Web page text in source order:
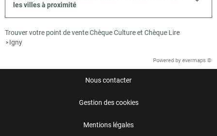
les villes à proximité
Trouver votre point de vente Chèque Culture et Chèque Lire
> Igny
Powered by evermaps ©
Nous contacter
Gestion des cookies
Mentions légales